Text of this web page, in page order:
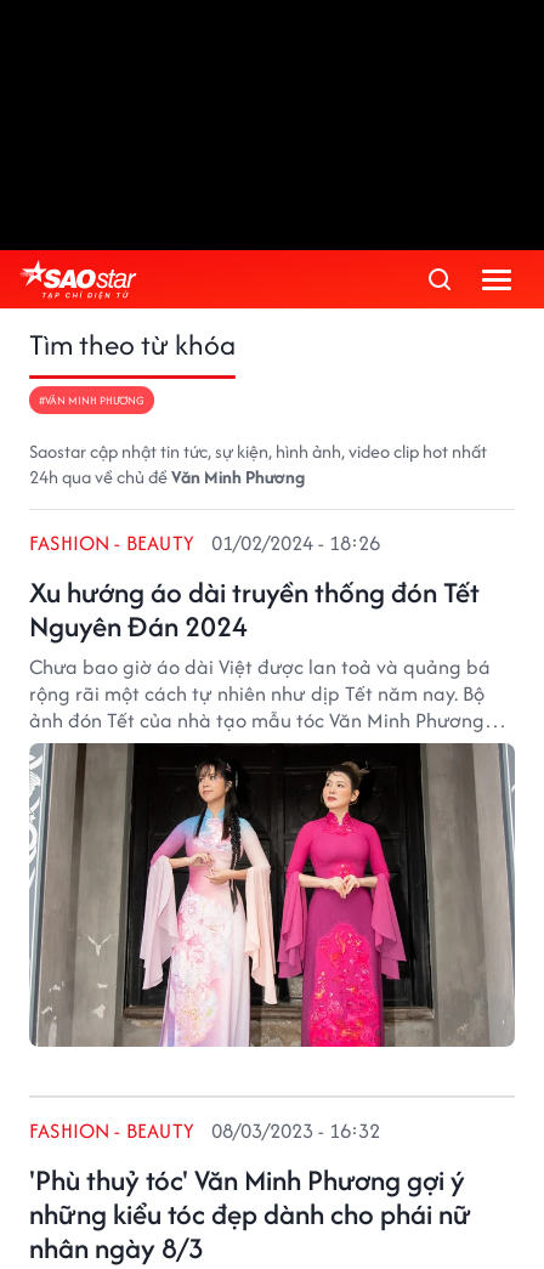
Tìm theo từ khóa
#VĂN MINH PHƯƠNG
Saostar cập nhật tin tức, sự kiện, hình ảnh, video clip hot nhất
24h qua về chủ đềVăn Minh Phương
Xu hướng áo dài truyền thống đón Tết
Nguyên Đán 2024
FASHION - BEAUTY 01/02/2024 - 18:26
Chưa bao giờ áo dài Việt được lan toả và quảng bá
rộng rãi một cách tự nhiên như dịp Tết năm nay. Bộ
ảnh đón Tết của nhà tạo mẫu tóc Văn Minh Phương
mới đây khiến người hâm mộ thích thú khi có màn “đọ
sắc” cùng diện một thiết kế với người mẫu Hương
Giang.
'Phù thuỷ tóc' Văn Minh Phương gợi ý
những kiểu tóc đẹp dành cho phái nữ
nhân ngày 8/3
FASHION - BEAUTY 08/03/2023 - 16:32